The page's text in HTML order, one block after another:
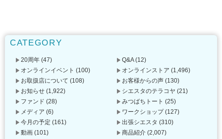
CATEGORY
20周年 (47) Q&A(12)
オンラインイベント (100) オンラインストア (1,496)
お取扱店について (108) お客様からの声 (130)
お知らせ (1,922) シエスタのテラコヤ (21)
ファンド (28) みつばちトート (25)
メディア (6) ワークショップ(127)
今月の予定 (161) 出張シエスタ (310)
動画 (101) 商品紹介 (2,007)